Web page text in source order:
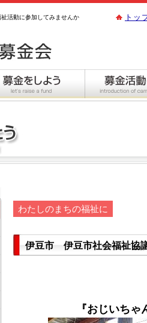
活動に参加してみませんか トッ
わたしのまちの福祉に
伊豆市 伊豆市社会福祉協
『おじいち